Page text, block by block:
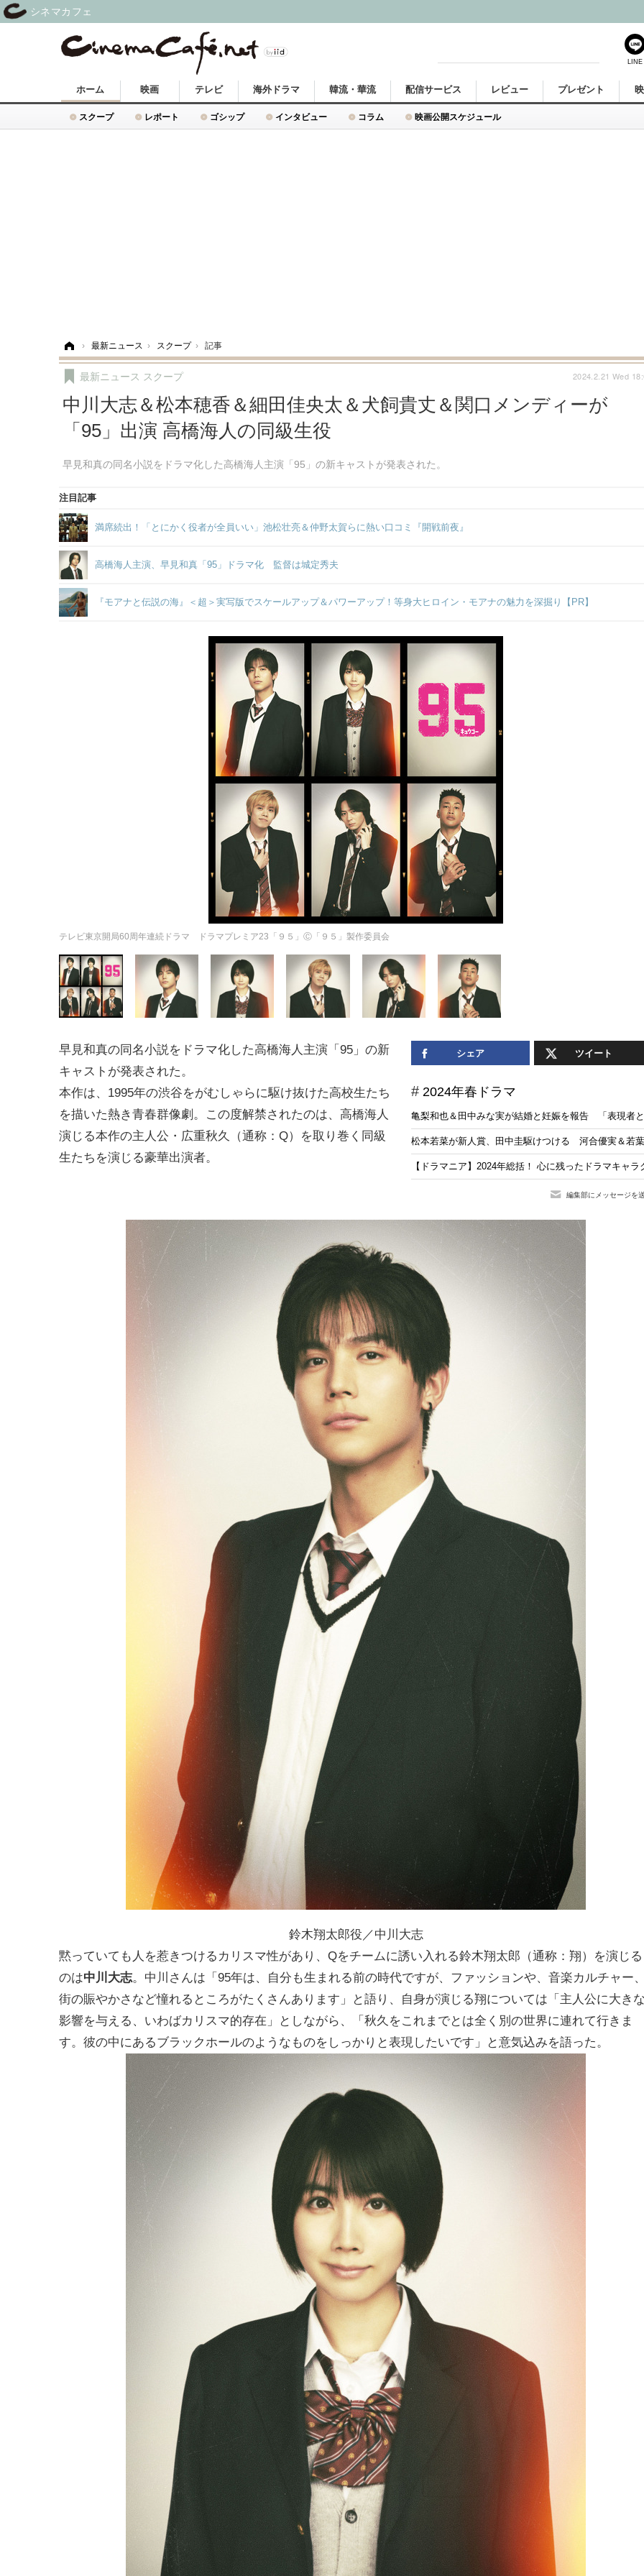
ホーム
スクープ レポート ゴシップ インタビュー コラム 映画公開スケジュール
映画 テレビ 海外ドラマ 韓流・華流 配信サービス レビュー プレゼント
› 最新ニュース › スクープ › 記事
中川大志＆松本穂香＆細田佳央太＆犬飼貴丈＆関口メンディーが
「95」出演 高橋海人の同級生役
早見和真の同名小説をドラマ化した高橋海人主演「95」の新キャストが発表された。
最新ニュース スクープ 2024.2.21 Wed
注目記事
満席続出！「とにかく役者が全員いい」池松壮亮＆仲野太賀らに熱い口コミ『開戦前夜』
高橋海人主演、早見和真「95」ドラマ化 監督は城定秀夫
『モアナと伝説の海』＜超＞実写版でスケールアップ＆パワーアップ！等身大ヒロイン・モアナの魅力を深掘り【PR】
テレビ東京開局60周年連続ドラマ ドラマプレミア23「９５」Ⓒ「９５」製作委員会
シェア ツイート
2024年春ドラマ
亀梨和也＆田中みな実が結婚と妊娠を報告 「表現者
松本若菜が新人賞、田中圭駆けつける 河合優実＆若
【ドラマニア】2024年総括！ 心に残ったドラマキャ
編集部にメッセージを
早見和真の同名小説をドラマ化した高橋海人主演「95」の新
キャストが発表された。
本作は、1995年の渋谷をがむしゃらに駆け抜けた高校生たち
を描いた熱き青春群像劇。この度解禁されたのは、高橋海人
演じる本作の主人公・広重秋久（通称：Q）を取り巻く同級
生たちを演じる豪華出演者。
鈴木翔太郎役／中川大志
黙っていても人を惹きつけるカリスマ性があり、Qをチームに誘い入れる鈴木翔太郎（通称：翔）を演じる
のは中川大志。中川さんは「95年は、自分も生まれる前の時代ですが、ファッションや、音楽カルチャー
街の賑やかさなど憧れるところがたくさんあります」と語り、自身が演じる翔については「主人公に大き
影響を与える、いわばカリスマ的存在」としながら、「秋久をこれまでとは全く別の世界に連れて行きま
す。彼の中にあるブラックホールのようなものをしっかりと表現したいです」と意気込みを語った。
LINE
シネマカフェ